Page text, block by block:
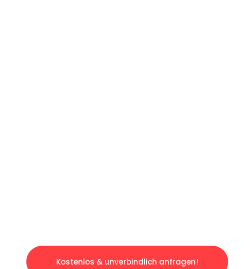
Kostenlos & unverbindlich anfragen!